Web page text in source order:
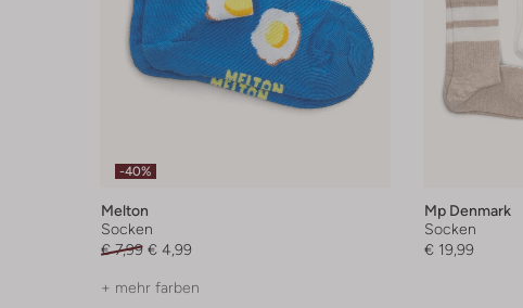
-40%
Melton
Socken
€ 7,99 € 4,99
+ mehr farben
Mp Denmark
Socken
€ 19,99